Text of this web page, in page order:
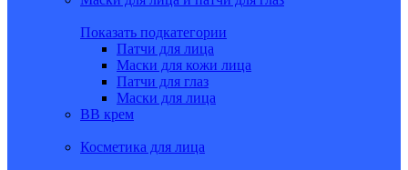
Показать подкатегории
Патчи для лица
Маски для кожи лица
Патчи для глаз
Маски для лица
BB крем
Косметика для лица